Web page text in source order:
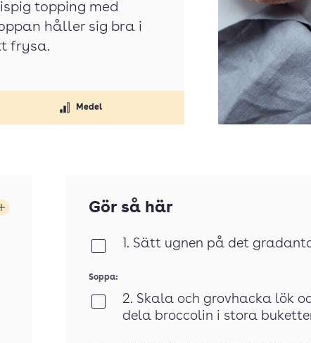
Medel
topping med
håller sig bra i
frysa.
Gör så här
1. Sätt ugnen på det
Soppa:
2. Skala och grovhacka lök
dela broccolin i stora